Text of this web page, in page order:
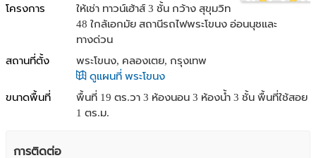
โครงการ
ให้เช่า ทาวน์เฮ้าส์ 3 ชั้น กว้าง สุขุมวิท
48 ใกล้เอกมัย สถานีรถไฟพระโขนง อ่อนนุชและ
ทางด่วน
สถานที่ตั้ง
พระโขนง, คลองเตย, กรุงเทพ
ดูแผนที่ พระโขนง
ขนาดพื้นที่
พื้นที่ 19 ตร.วา 3 ห้องนอน 3 ห้องน้ำ 3 ชั้น พื้นที่ใช้สอย
1 ตร.ม.
การติดต่อ